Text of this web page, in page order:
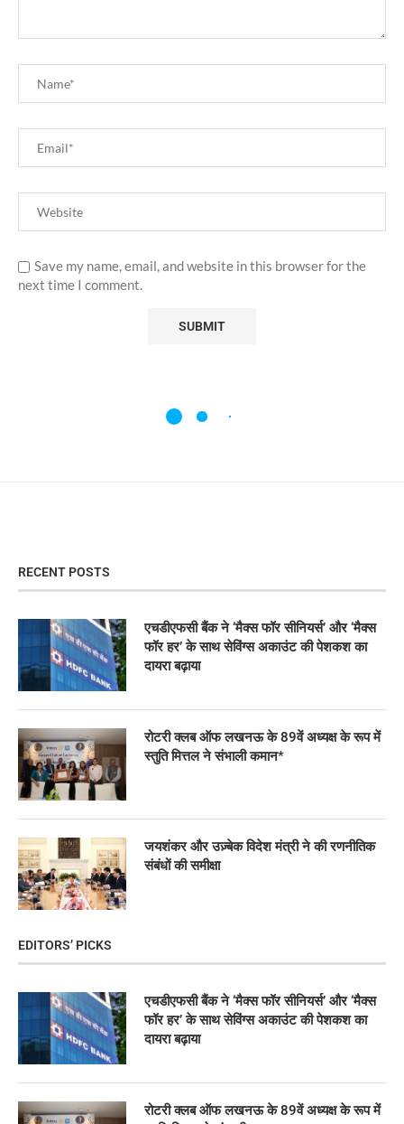
Save my name, email, and website in this browser for the
next time I comment.
RECENT POSTS
एचडीएफसी बैंक ने ‘मैक्स फॉर सीनियर्स’ और ‘मैक्स
फॉर हर’ के साथ सेविंग्स अकाउंट की पेशकश का
दायरा बढ़ाया
रोटरी क्लब ऑफ लखनऊ के 89वें अध्यक्ष के रूप में
स्तुति मित्तल ने संभाली कमान*
जयशंकर और उज़्बेक विदेश मंत्री ने की रणनीतिक
संबंधों की समीक्षा
EDITORS’ PICKS
एचडीएफसी बैंक ने ‘मैक्स फॉर सीनियर्स’ और ‘मैक्स
फॉर हर’ के साथ सेविंग्स अकाउंट की पेशकश का
दायरा बढ़ाया
रोटरी क्लब ऑफ लखनऊ के 89वें अध्यक्ष के रूप में